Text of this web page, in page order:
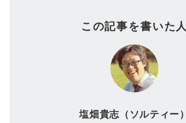
この記事を書いた人
塩畑貴志（ソルティー）